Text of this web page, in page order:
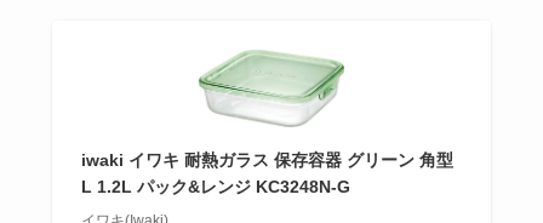
iwaki イワキ 耐熱ガラス 保存容器 グリーン 角型
L 1.2L パック&レンジ KC3248N-G